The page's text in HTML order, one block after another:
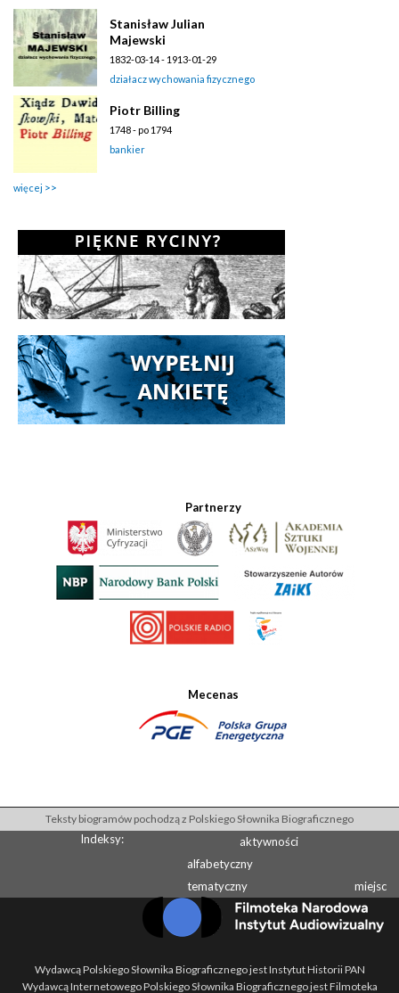
Stanisław Julian
Majewski
1832-03-14 - 1913-01-29
działacz wychowania fizycznego
Piotr Billing
1748 - po 1794
bankier
więcej
Partnerzy
Mecenas
Teksty biogramów pochodzą z Polskiego Słownika Biograficznego
Indeksy:
aktywności
alfabetyczny
tematyczny
miejsc
Wydawcą Polskiego Słownika Biograficznego jest Instytut Historii PAN
Wydawcą Internetowego Polskiego Słownika Biograficznego jest Filmoteka